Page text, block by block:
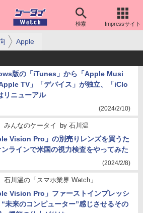
検索 Impressサイト
Apple
版の「iTunes」から「Apple Musi
TV」「デバイス」が独立、「iClo
リニューアル
(2024/2/10)
みんなのケータイ by 石川温
Vision Pro」の別売りレンズを買うた
ラインで米国の視力検査をやってみた
(2024/2/8)
石川温の「スマホ業界 Watch」
Vision Pro」ファーストインプレッシ
“未来のコンピューター”感じさせるその